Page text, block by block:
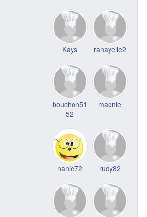
Kays ranayelle2
bouchon51
52
maonie
nanie72 rudy82